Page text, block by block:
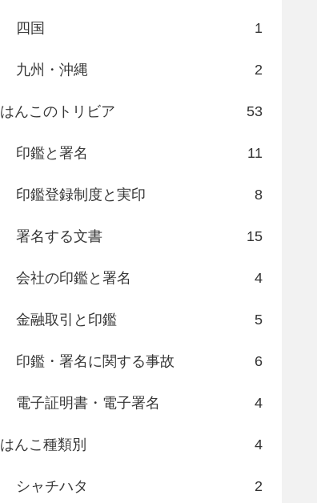
四国 1
九州・沖縄 2
はんこのトリビア 53
印鑑と署名 11
印鑑登録制度と実印 8
署名する文書 15
会社の印鑑と署名 4
金融取引と印鑑 5
印鑑・署名に関する事故 6
電子証明書・電子署名 4
はんこ種類別 4
シャチハタ 2